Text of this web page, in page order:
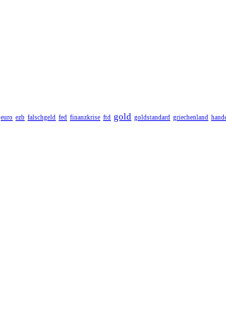
euro ezb falschgeld fed finanzkrise ftd gold goldstandard griechenland